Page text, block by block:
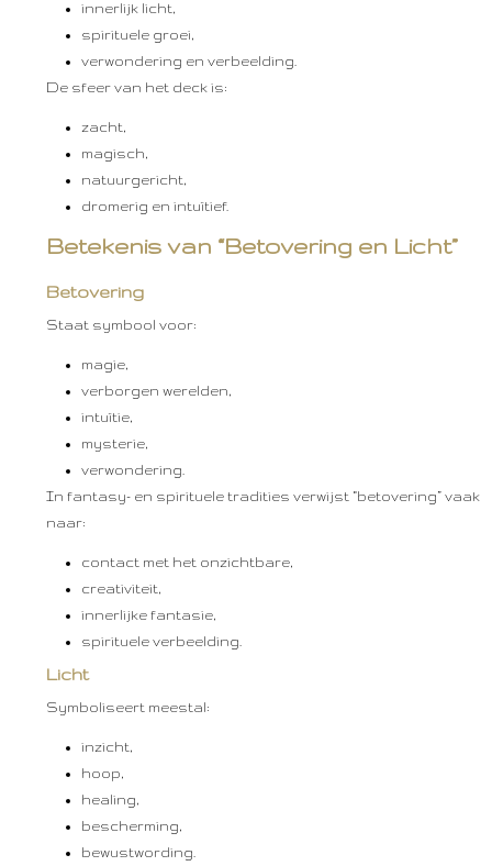
innerlijk licht,
spirituele groei,
verwondering en verbeelding.
De sfeer van het deck is:
zacht,
magisch,
natuurgericht,
dromerig en intuïtief.
Betekenis van “Betovering en Licht”
Betovering
Staat symbool voor:
magie,
verborgen werelden,
intuïtie,
mysterie,
verwondering.
In fantasy- en spirituele tradities verwijst “betovering” vaak
naar:
contact met het onzichtbare,
creativiteit,
innerlijke fantasie,
spirituele verbeelding.
Licht
Symboliseert meestal:
inzicht,
hoop,
healing,
bescherming,
bewustwording.